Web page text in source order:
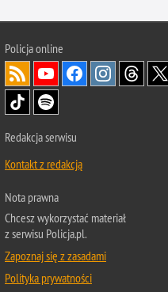
Policjaonline
Redakcja serwisu
Kontakt z redakcją
Nota prawna
Chcesz wykorzystać materiał
z serwisu Policja.pl.
Zapoznaj się z zasadami
Polityka prywatności